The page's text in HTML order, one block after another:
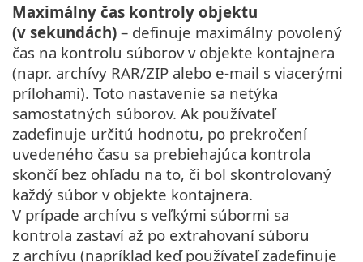
Maximálny čas kontroly objektu
(v sekundách) – definuje maximálny povolený
čas na kontrolu súborov v objekte kontajnera
(napr. archívy RAR/ZIP alebo e‑mail s viacerými
prílohami). Toto nastavenie sa netýka
samostatných súborov. Ak používateľ
zadefinuje určitú hodnotu, po prekročení
uvedeného času sa prebiehajúca kontrola
skončí bez ohľadu na to, či bol skontrolovaný
každý súbor v objekte kontajnera.
V prípade archívu s veľkými súbormi sa
kontrola zastaví až po extrahovaní súboru
z archívu (napríklad keď používateľ zadefinuje